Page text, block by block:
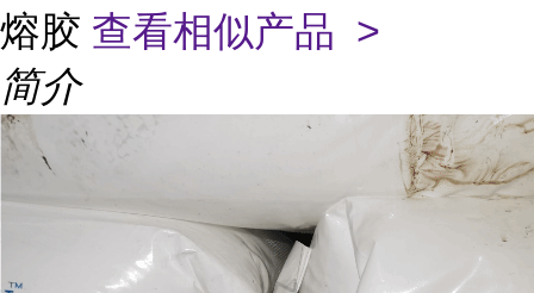
熔胶 查看相似产品 >
简介